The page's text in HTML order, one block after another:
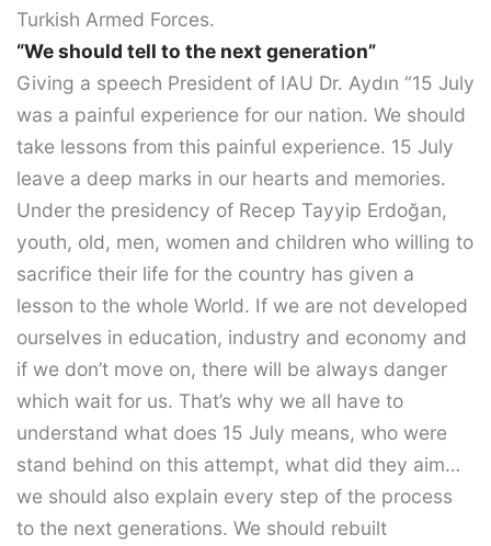
Turkish Armed Forces.
“We should tell to the next generation”
Giving a speech President of IAU Dr. Aydın “15 July
was a painful experience for our nation. We should
take lessons from this painful experience. 15 July
leave a deep marks in our hearts and memories.
Under the presidency of Recep Tayyip Erdoğan,
youth, old, men, women and children who willing to
sacrifice their life for the country has given a
lesson to the whole World. If we are not developed
ourselves in education, industry and economy and
if we don’t move on, there will be always danger
which wait for us. That’s why we all have to
understand what does 15 July means, who were
stand behind on this attempt, what did they aim…
we should also explain every step of the process
to the next generations. We should rebuilt